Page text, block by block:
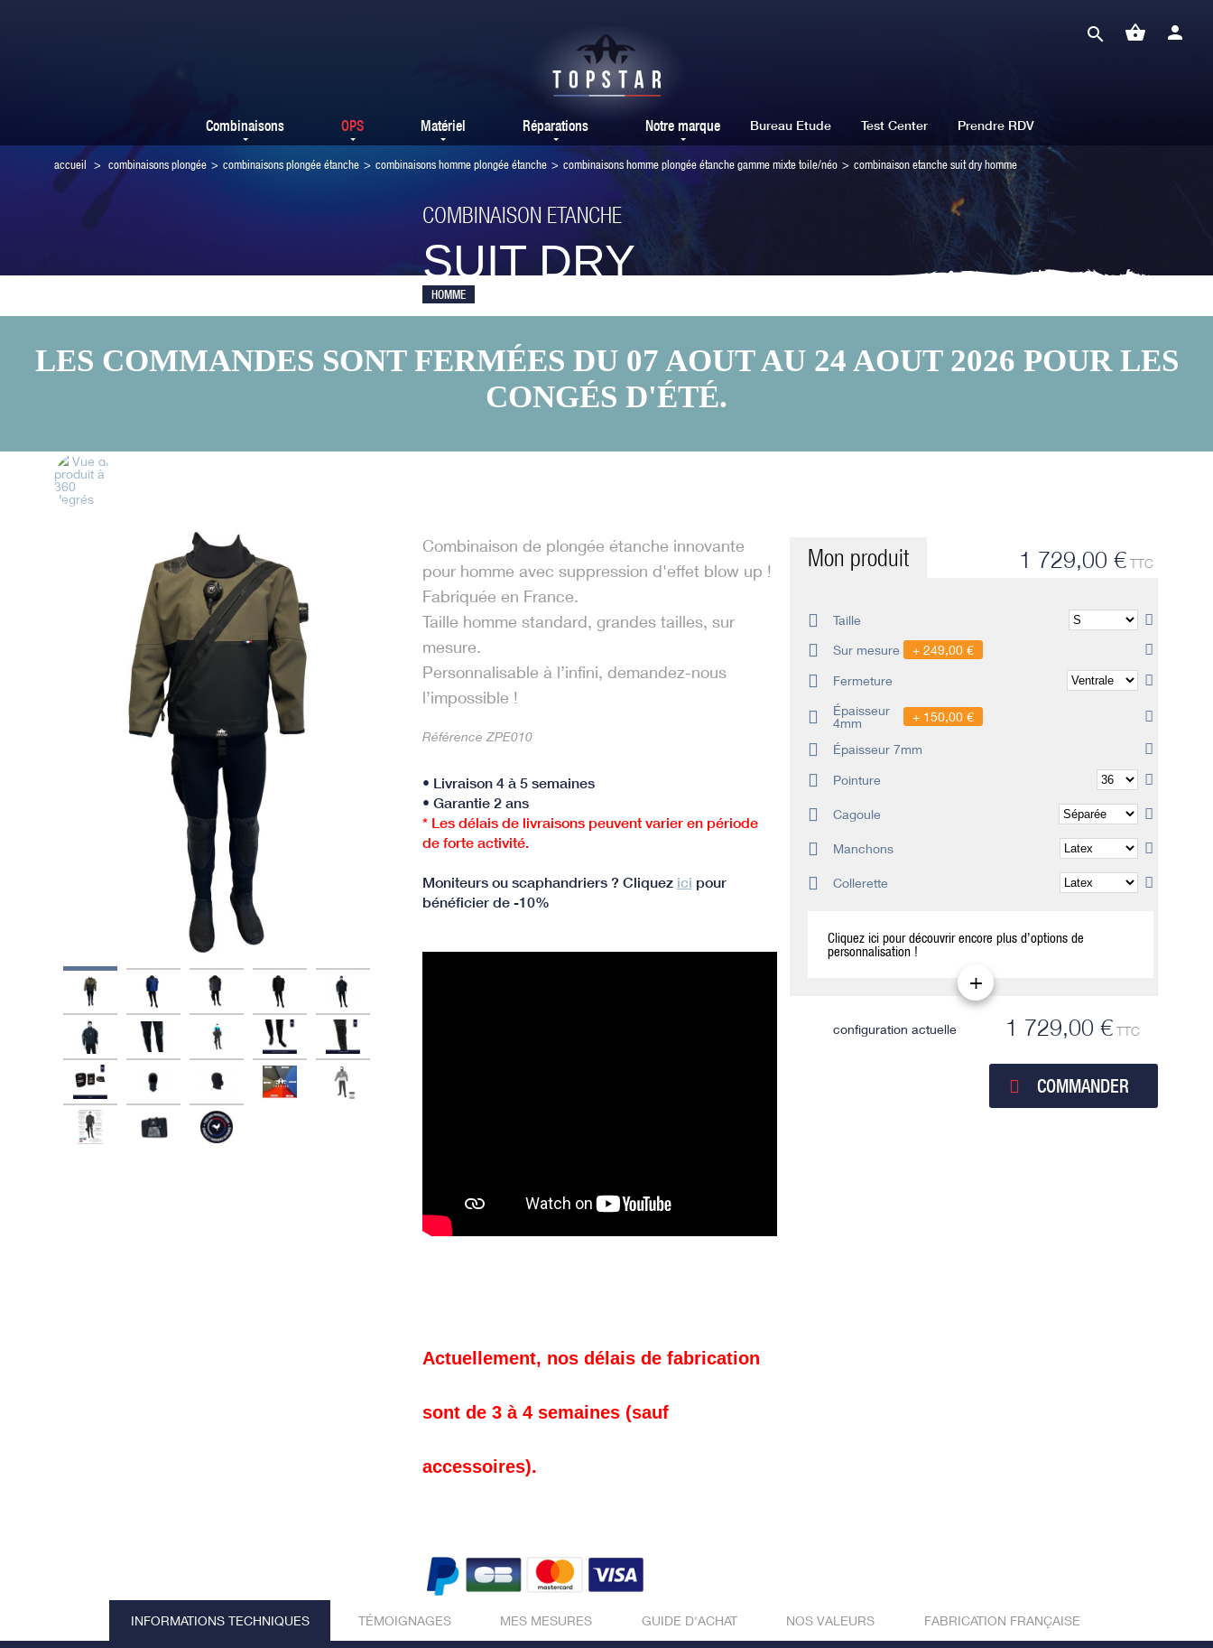
search shopping_basket person
Combinaisons OPS Matériel Réparations Notre marque Bureau Etude Test Center Prendre RDV
accueil > combinaisons plongée > combinaisons plongée étanche > combinaisons homme plongée étanche > combinaisons homme plongée étanche gamme mixte toile/néo > combinaison etanche suit dry homme
COMBINAISON ETANCHE
SUIT DRY
HOMME
LES COMMANDES SONT FERMÉES DU 07 AOUT AU 24 AOUT 2026 POUR LES
CONGÉS D'ÉTÉ.
Vue du
produit à
360
degrés
Combinaison de plongée étanche innovante
pour homme avec suppression d'effet blow up !
Fabriquée en France.
Taille homme standard, grandes tailles, sur
mesure.
Personnalisable à l’infini, demandez-nous
l’impossible !
Référence ZPE010
• Livraison 4 à 5 semaines
• Garantie 2 ans
* Les délais de livraisons peuvent varier en période
de forte activité.
Moniteurs ou scaphandriers ? Cliquez ici pour
bénéficier de -10%
Actuellement, nos délais de fabrication
sont de 3 à 4 semaines (sauf
accessoires).
Mon produit 1 729,00 €TTC
Taille
Sur mesure
249,00 €
Fermeture
Épaisseur
4mm
150,00 €
Épaisseur 7mm
Pointure
Cagoule
Manchons
Collerette
Cliquez ici pour découvrir encore plus d’options de
personnalisation !
configuration actuelle 1 729,00 €TTC
COMMANDER
INFORMATIONS TECHNIQUES TÉMOIGNAGES MES MESURES GUIDE D'ACHAT NOS VALEURS FABRICATION FRANÇAISE